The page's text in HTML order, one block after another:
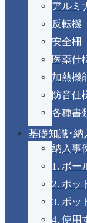
アルミ
反転機
安全柵
医薬仕
加熱機
防音仕
各種書
基礎知識･納
納入事
1. ボー
2. ポッ
3. ポッ
4. 使用
＼NEW／ 研
加熱機能
度を調
多連掛け
加熱機能付
＜実績一例＞